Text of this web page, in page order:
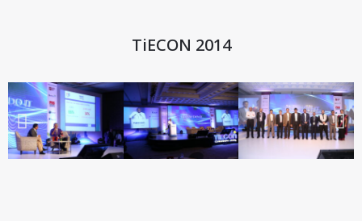
TiECON 2014